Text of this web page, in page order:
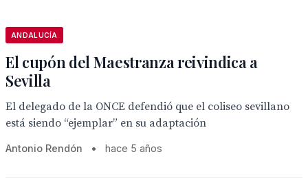
ANDALUCÍA
El cupón del Maestranza reivindica a
Sevilla
El delegado de la ONCE defendió que el coliseo sevillano
está siendo “ejemplar” en su adaptación
Antonio Rendón • hace 5 años